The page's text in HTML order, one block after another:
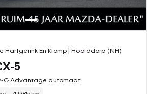
Hartgerink En Klomp| Hoofddorp (NH)
5
G Advantage automaat